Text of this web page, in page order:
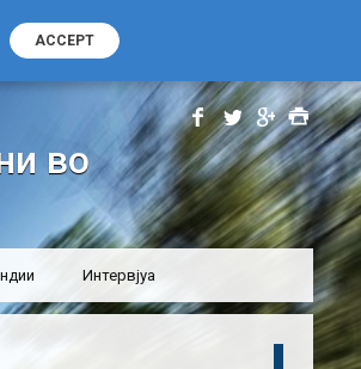
+389 (0) 2 2532 000
во Скопје
во
Интервјуа
ACCEPT